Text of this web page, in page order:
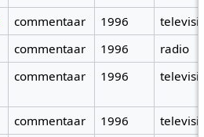
commentaar 1996
commentaar 1996
radio
commentaar 1996
commentaar 1996